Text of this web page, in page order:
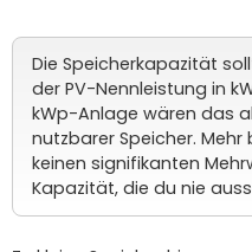
Die Speicherkapazität
der PV-Nennleistung in
kWp-Anlage wären das
nutzbarer Speicher.
keinen signifikanten
Kapazität, die du nie